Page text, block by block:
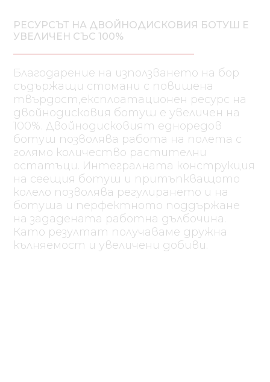
РЕСУРСЪТ НА ДВОЙНОДИСКОВИЯ БОТУШ Е
УВЕЛИЧЕН СЪС 100%
Благодарение на използването на бор
съдържащи стомани с повишена
твърдост,експлоатационен ресурс на
двойнодисковия ботуш е увеличен на
100%. Двойнодисковият едноредов
ботуш позволява работа на полета с
голямо количество растителни
остатъци. Интегралната конструкция
на сеещия ботуш и притъпкващото
колело позволява регулирането и на
ботуша и перфектното поддържане
на зададената работна дълбочина.
Като резултат получаваме дружна
кълняемост и увеличени добиви.